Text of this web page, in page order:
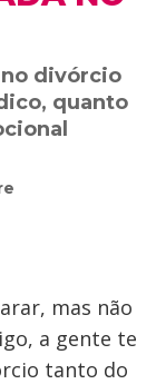
divórcio
quanto
mas não
a gente te
tanto do